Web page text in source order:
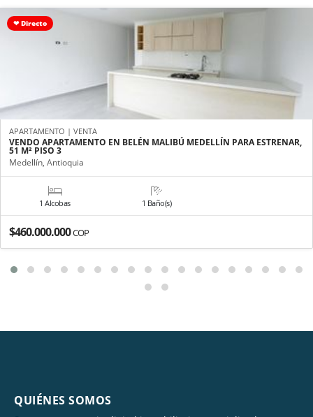
❤ Directo
APARTAMENTO | VENTA
VENDO APARTAMENTO EN BELÉN MALIBÚ MEDELLÍN PARA ESTRENAR,
51 M² PISO 3
Medellín, Antioquia
1 Alcobas 1 Baño(s)
$460.000.000COP
QUIÉNES SOMOS